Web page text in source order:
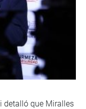
detalló que Miralles